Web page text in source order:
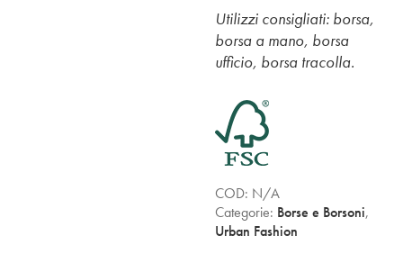
Utilizzi consigliati: borsa,
borsa a mano, borsa
ufficio, borsa tracolla.
COD: N/A
Categorie: Borse e Borsoni,
Urban Fashion